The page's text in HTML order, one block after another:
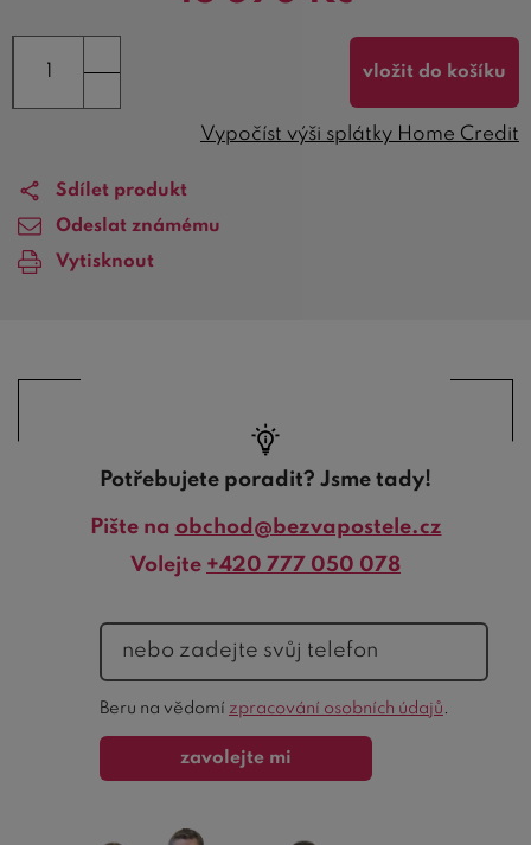
vložit do košíku
Vypočíst výši splátky Home Credit
Sdílet produkt
Odeslat známému
Vytisknout
Potřebujete poradit? Jsme tady!
Pište na obchod@bezvapostele.cz
Volejte +420 777 050 078
telefon
formuláře
Beru na vědomí zpracování osobních údajů
zavolejte mi